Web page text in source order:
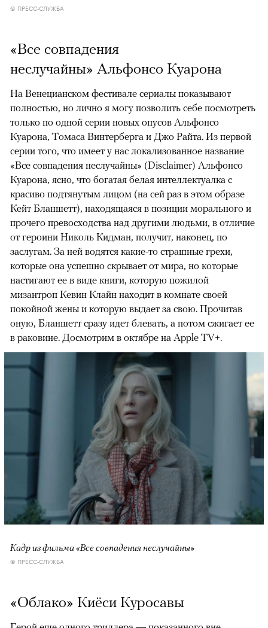
© ПРЕСС-СЛУЖБА
«Все совпадения
неслучайны» Альфонсо Куарона
На Венецианском фестивале сериалы показывают
полностью, но лично я могу позволить себе посмотреть
только по одной серии новых опусов Альфонсо
Куарона, Томаса Винтерберга и Джо Райта. Из первой
серии того, что имеет у нас локализованное название
«Все совпадения неслучайны» (Disclaimer) Альфонсо
Куарона, ясно, что богатая белая интеллектуалка с
красиво подтянутым лицом (на сей раз в этом образе
Кейт Бланшетт), находящаяся в позиции морального и
прочего превосходства над другими людьми, в отличие
от героини Николь Кидман, получит, наконец, по
заслугам. За ней водятся какие-то страшные грехи,
которые она успешно скрывает от мира, но которые
настигают ее в виде книги, которую пожилой
мизантроп Кевин Клайн находит в комнате своей
покойной жены и которую выдает за свою. Прочитав
оную, Бланшетт сразу идет блевать, а потом сжигает ее
в раковине. Досмотрим в октябре на Apple TV+.
Кадр из фильма «Все совпадения неслучайны»
© ПРЕСС-СЛУЖБА
«Облако» Киёси Куросавы